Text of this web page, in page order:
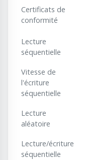
Certificats de
conformité
Lecture
séquentielle
Vitesse de
l'écriture
séquentielle
Lecture
aléatoire
Lecture/écriture
séquentielle